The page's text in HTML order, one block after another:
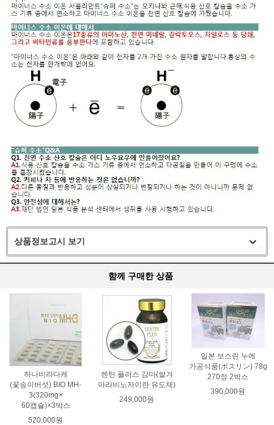
상품정보고시 보기
함께 구매한 상품
하나비라다케
(꽃송이버섯) BIO MH-
3(320mg×
60캡슐)×3박스
520,000원
렌틴 플러스 감마(쌀겨
아라비노자이란 유도체)
249,000원
일본 보스린 누에
가공식품(ボスリン) 78g
270정 2박스
390,000원